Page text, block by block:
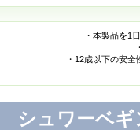
・本製品を1
・12歳以下の安
シュワーベ